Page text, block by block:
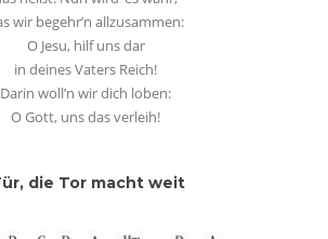
wir begehr’n allzusammen:
O Jesu, hilf uns dar
in deines Vaters Reich!
Darin woll’n wir dich loben:
O Gott, uns das verleih!
die Tor macht weit